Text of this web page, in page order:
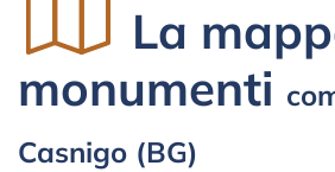
La
monumenti
Casnigo (BG)